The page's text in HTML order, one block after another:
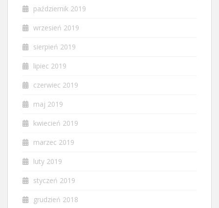
październik 2019
wrzesień 2019
sierpień 2019
lipiec 2019
czerwiec 2019
maj 2019
kwiecień 2019
marzec 2019
luty 2019
styczeń 2019
grudzień 2018